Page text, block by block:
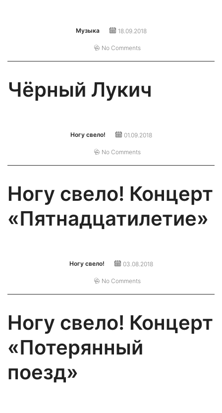
Музыка 18.09.2018
No Comments
Чёрный Лукич
Ногу свело! 01.09.2018
No Comments
Ногу свело! Концерт
«Пятнадцатилетие»
Ногу свело! 03.08.2018
No Comments
Ногу свело! Концерт
«Потерянный
поезд»